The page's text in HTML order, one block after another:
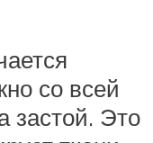
со всей
застой. Это